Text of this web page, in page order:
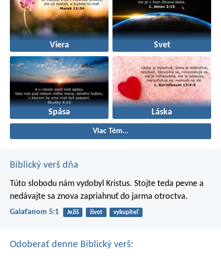
Viera Svet
Spása Láska
Viac Tém...
Biblický verš dňa
Túto slobodu nám vydobyl Kristus. Stojte teda pevne a
nedávajte sa znova zapriahnuť do jarma otroctva.
Galaťanom 5:1 Ježiš život vykupiteľ
Odoberať denne Biblický verš: